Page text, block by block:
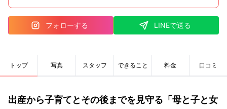
フォローする LINEで送る
トップ 写真 スタッフ できること 料金 口コミ
出産から子育てとその後までを見守る「母と子と女